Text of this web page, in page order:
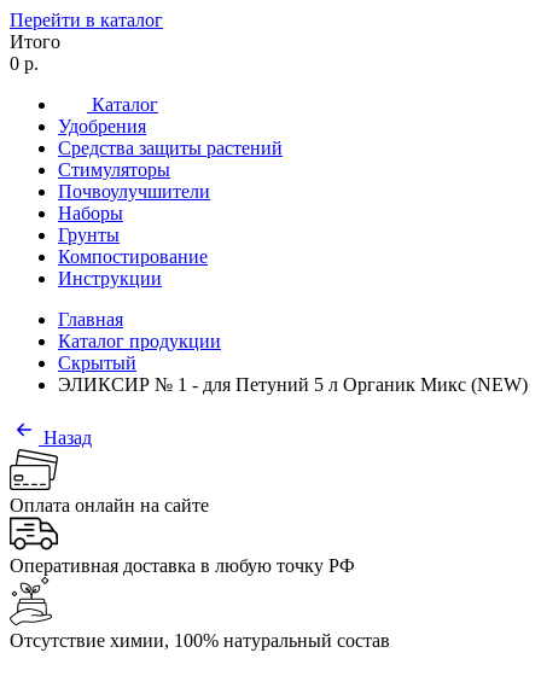
Перейти в каталог
Итого
0 р.
Каталог
Удобрения
Средства защиты растений
Стимуляторы
Почвоулучшители
Наборы
Грунты
Компостирование
Инструкции
Главная
Каталог продукции
Скрытый
ЭЛИКСИР № 1 - для Петуний 5 л Органик Микс (NEW)
Назад
Оплата онлайн на сайте
Оперативная доставка в любую точку РФ
Отсутствие химии, 100% натуральный состав